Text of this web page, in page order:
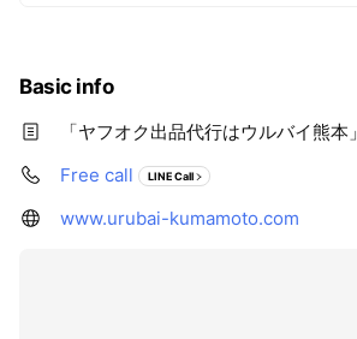
Basic info
「ヤフオク出品代行はウルバイ熊本」
Free call
LINE Call
www.urubai-kumamoto.com